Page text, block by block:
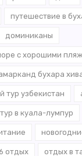
путешествие в
доминиканы
с хорошими
бухара
тур узбекистан
тур в куала-лумпур
отдых отдых в